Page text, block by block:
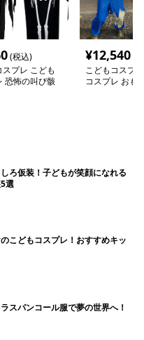
(税込)
スプレ こども
恐怖の叫び骸
¥12,540
こどもコスプ
コスプレ おも
ろ仮装！子どもが笑顔になれる
選
こどもコスプレ！おすすめキッ
スパンコール服で夢の世界へ！